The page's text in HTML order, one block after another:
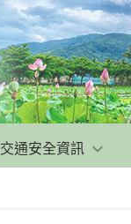
交通安全資訊